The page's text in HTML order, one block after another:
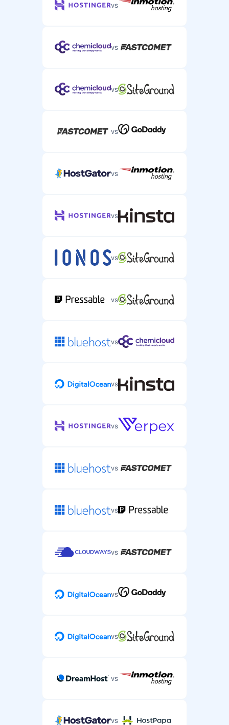
vs
vs
vs
vs
vs
vs
vs
vs
vs
vs
vs
vs
vs
vs
vs
vs
vs
vs